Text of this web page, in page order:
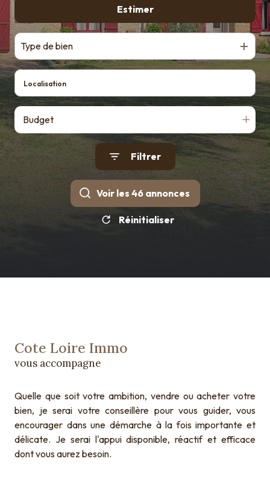
nous ?
Contact
Estimer
Type de bien
Budget
Filtrer
Voir les 46annonces
Réinitialiser
Cote Loire Immo
vous accompagne
Quelle que soit votre ambition, vendre ou acheter votre
bien, je serai votre conseillère pour vous guider, vous
encourager dans une démarche à la fois importante et
délicate. Je serai l'appui disponible, réactif et efficace
dont vous aurez besoin.